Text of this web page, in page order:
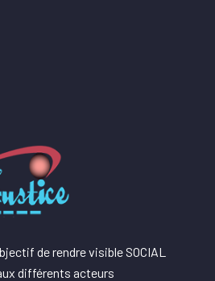
de rendre visible SOCIAL
différents acteurs